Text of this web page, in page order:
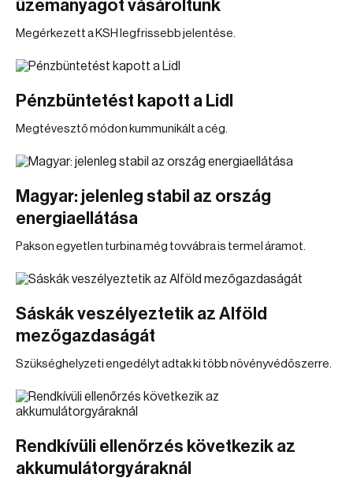
üzemanyagot vásároltunk
Megérkezett a KSH legfrissebb jelentése.
Pénzbüntetést kapott a Lidl
Megtévesztő módon kummunikált a cég.
Magyar: jelenleg stabil az ország
energiaellátása
Pakson egyetlen turbina még tovvábra is termel áramot.
Sáskák veszélyeztetik az Alföld
mezőgazdaságát
Szükséghelyzeti engedélyt adtak ki több növényvédőszerre.
Rendkívüli ellenőrzés következik az
akkumulátorgyáraknál